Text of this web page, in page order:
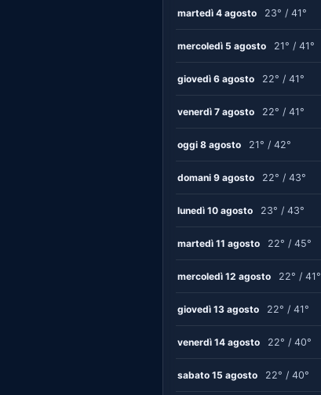
martedì 4 agosto 23° / 41°
mercoledì 5 agosto 21° / 41°
giovedì 6 agosto 22° / 41°
venerdì 7 agosto 22° / 41°
oggi 8 agosto 21° / 42°
domani 9 agosto 22° / 43°
lunedì 10 agosto 23° / 43°
martedì 11 agosto 22° / 45°
mercoledì 12 agosto 22° / 41°
giovedì 13 agosto 22° / 41°
venerdì 14 agosto 22° / 40°
sabato 15 agosto 22° / 40°